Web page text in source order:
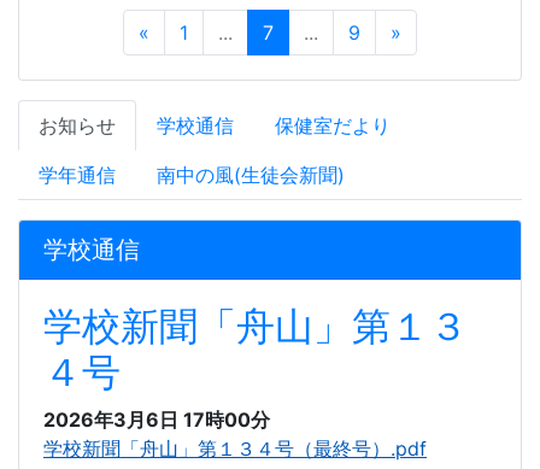
« 1 ... 7 ... 9 »
お知らせ 学校通信 保健室だより
学年通信 南中の風(生徒会新聞)
学校通信
学校新聞「舟山」第１３
４号
2026年3月6日 17時00分
学校新聞「舟山」第１３４号（最終号）.pdf